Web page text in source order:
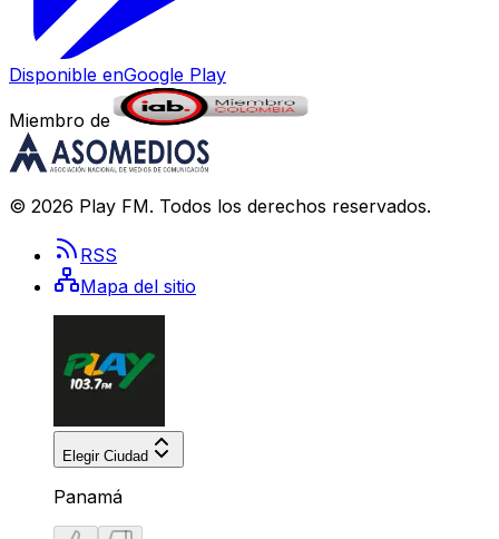
Disponible enGoogle Play
Miembro de
© 2026 Play FM. Todos los derechos reservados.
RSS
Mapa del sitio
Elegir Ciudad
Panamá